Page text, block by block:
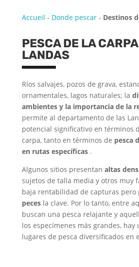
Accueil - Donde pescar- Destinos
PESCA DE LA
LANDAS
Ríos salvajes, pozos de grava,
ornamentales, lagos naturales; la
ambientes y la importancia de la
permite al departamento de las
potencial significativo en términos
carpa, tanto en términos de pesca
en rutas específicas.
Algunos sitios presentan altas
sujetos de talla media y otros muy
baja rentabilidad de capturas pero
pecesla clave. Por lo tanto, entre
buscan una pesca relajante y
los especímenes más grandes, hay
lugares de pesca diversificados en